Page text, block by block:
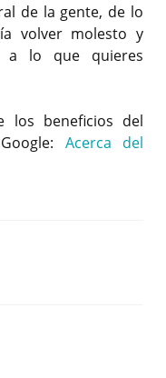
de la gente, de lo
volver molesto y
a lo que quieres
los beneficios del
Acerca del